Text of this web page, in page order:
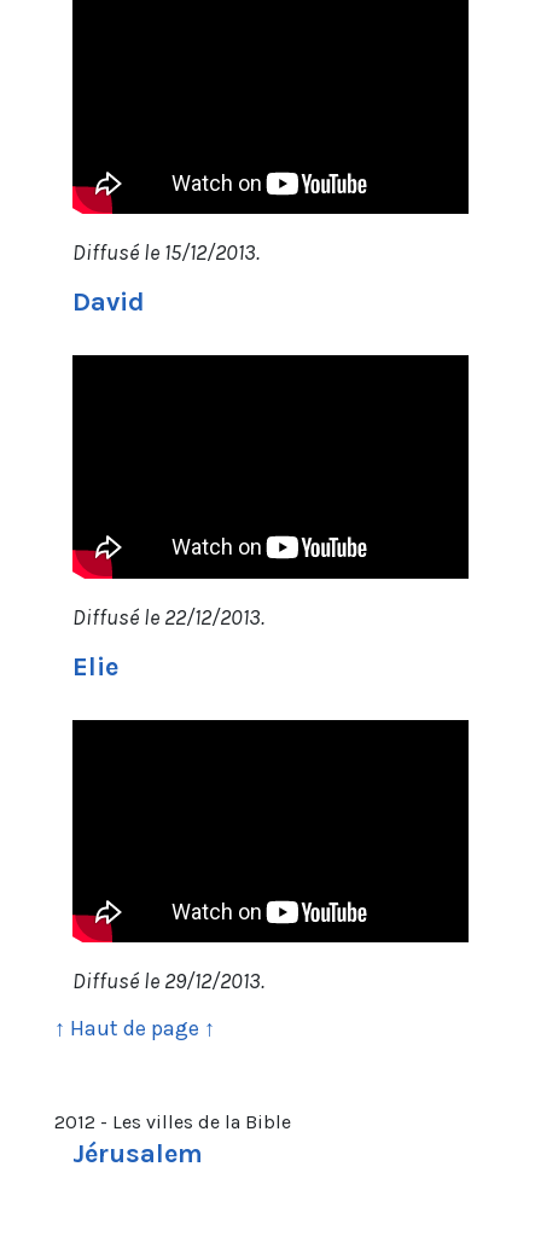
Diffusé le 15/12/2013.
David
Diffusé le 22/12/2013.
Elie
Diffusé le 29/12/2013.
↑ Haut de page ↑
2012 - Les villes de la Bible
Jérusalem